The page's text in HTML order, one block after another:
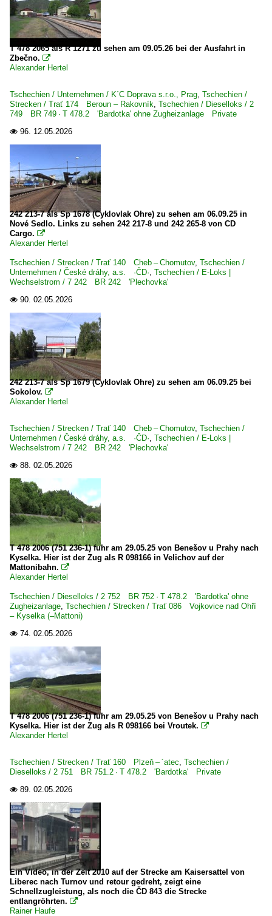
T 478 2065 als R 1271 zu sehen am 09.05.26 bei der Ausfahrt in
Zbečno. 
Alexander Hertel
Tschechien / Unternehmen / K´C Doprava s.r.o., Prag, Tschechien /
Strecken / Trať 174 Beroun – Rakovník, Tschechien / Dieselloks / 2
749 BR 749 · T 478.2 'Bardotka' ohne Zugheizanlage Private
 96. 12.05.2026
242 213-7 als Sp 1678 (Cyklovlak Ohre) zu sehen am 06.09.25 in
Nové Sedlo. Links zu sehen 242 217-8 und 242 265-8 von CD
Cargo. 
Alexander Hertel
Tschechien / Strecken / Trať 140 Cheb – Chomutov, Tschechien /
Unternehmen / České dráhy, a.s. ·ČD·, Tschechien / E-Loks |
Wechselstrom / 7 242 BR 242 'Plechovka'
 90. 02.05.2026
242 213-7 als Sp 1679 (Cyklovlak Ohre) zu sehen am 06.09.25 bei
Sokolov. 
Alexander Hertel
Tschechien / Strecken / Trať 140 Cheb – Chomutov, Tschechien /
Unternehmen / České dráhy, a.s. ·ČD·, Tschechien / E-Loks |
Wechselstrom / 7 242 BR 242 'Plechovka'
 88. 02.05.2026
T 478 2006 (751 236-1) fuhr am 29.05.25 von Benešov u Prahy nach
Kyselka. Hier ist der Zug als R 098166 in Velichov auf der
Mattonibahn. 
Alexander Hertel
Tschechien / Dieselloks / 2 752 BR 752 · T 478.2 'Bardotka' ohne
Zugheizanlage, Tschechien / Strecken / Trať 086 Vojkovice nad Ohří
– Kyselka (–Mattoni)
 74. 02.05.2026
T 478 2006 (751 236-1) fuhr am 29.05.25 von Benešov u Prahy nach
Kyselka. Hier ist der Zug als R 098166 bei Vroutek. 
Alexander Hertel
Tschechien / Strecken / Trať 160 Plzeň – ´atec, Tschechien /
Dieselloks / 2 751 BR 751.2 · T 478.2 'Bardotka' Private
 89. 02.05.2026
Ein Video, in der Zeit 2010 auf der Strecke am Kaisersattel von
Liberec nach Turnov und retour gedreht, zeigt eine
Schnellzugleistung, als noch die ČD 843 die Strecke
entlangröhrten. 
Rainer Haufe